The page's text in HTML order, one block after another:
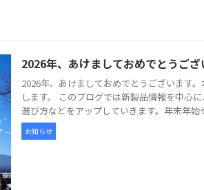
2026年、あけましておめでとうござ
2026年、あけましておめでとうございます
します。 このブログでは新製品情報を中心
選び方などをアップしていきます。年末年始
お知らせ